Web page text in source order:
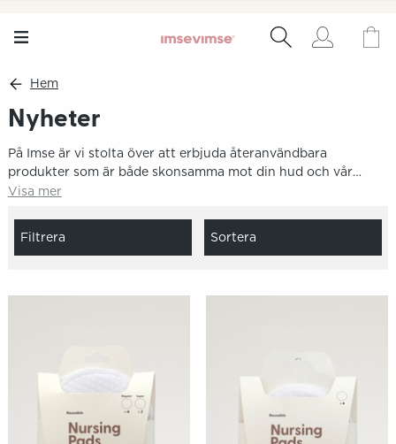
Hem
Nyheter
På Imse är vi stolta över att erbjuda återanvändbara
produkter som är både skonsamma mot din hud och vår
planet. Utforska våra senaste tillskott i sortimentet av
konsumtion till en självklarhet. Se våra nyheter och ta ett
Visa mer
Filtrera Sortera